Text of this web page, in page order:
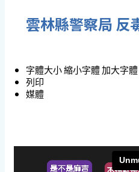
雲林縣警察局 反
字體大小縮小字體加大字體
列印
媒體